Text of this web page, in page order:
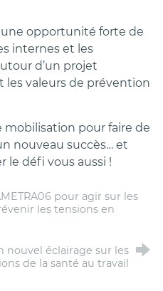
opportunité forte de
internes et les
d’un projet
valeurs de prévention
pour faire de
nouveau succès… et
le défi vous aussi !
pour agir sur les
les tensions en
nouvel éclairage sur les
de la santé au travail